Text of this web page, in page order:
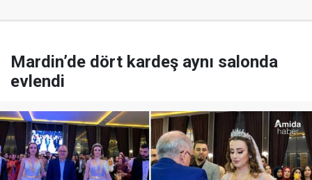
Mardin’de dört kardeş aynı salonda
evlendi